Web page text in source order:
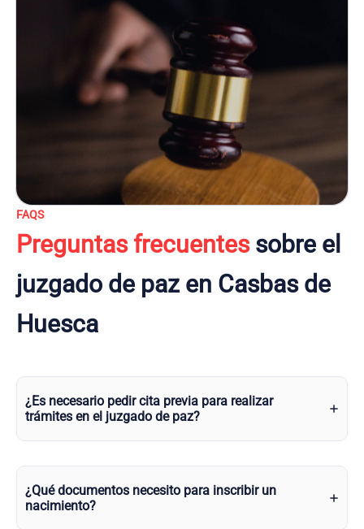
FAQS
Preguntas frecuentessobre el
juzgado de paz en Casbas de
Huesca
¿Es necesario pedir cita previa para realizar
trámites en el juzgado de paz?
¿Qué documentos necesito para inscribir un
nacimiento?